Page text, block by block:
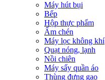
Máy hút bụi
Bếp
Hộp thực phẩm
Ấm chén
Máy lọc không khí
Quạt nóng, lạnh
Nồi chiên
Máy sấy quần áo
Thùng đựng gạo